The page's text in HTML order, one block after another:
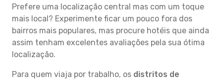
Prefere uma localização central mas com um toque
mais local? Experimente ficar um pouco fora dos
bairros mais populares, mas procure hotéis que ainda
assim tenham excelentes avaliações pela sua ótima
localização.
Para quem viaja por trabalho, os distritos de